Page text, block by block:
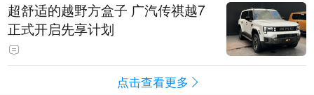
超舒适的越野方盒子 广汽传祺越7
正式开启先享计划
点击查看更多